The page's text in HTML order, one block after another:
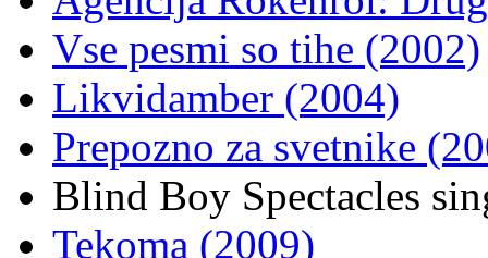
Vse pesmi so tihe (2002)
Likvidamber (2004)
Prepozno za svetnike
Blind Boy Spectacles
Tekoma (2009)